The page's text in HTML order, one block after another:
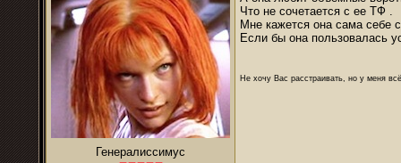
Генералиссимус
Что не сочетается с ее ТФ .
Мне кажется она сама себе
Если бы она пользовалась
Не хочу Вас расстраивать, но у меня